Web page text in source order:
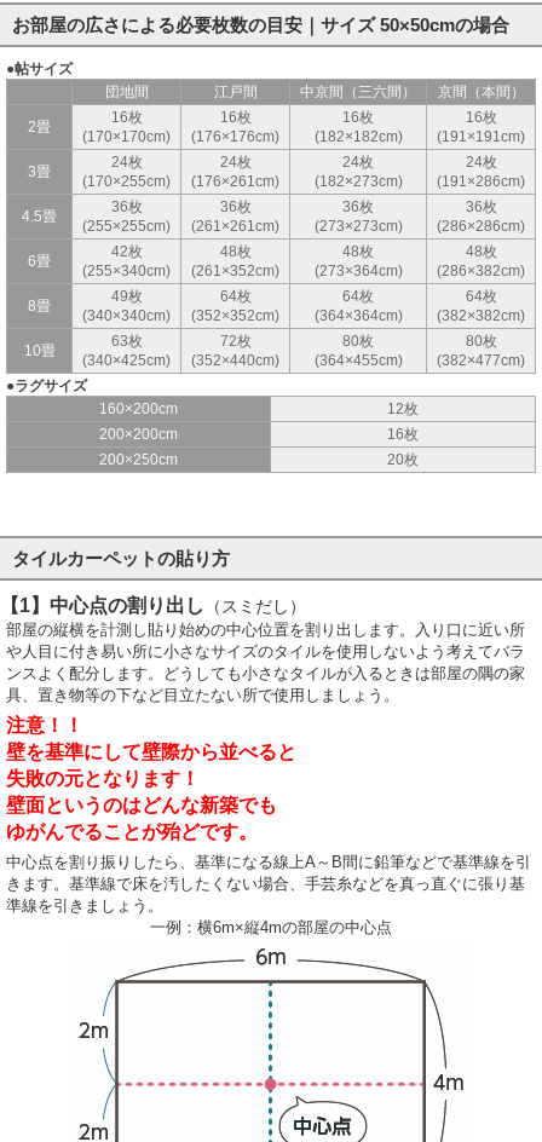
お部屋の広さによる必要枚数の目安｜サイズ 50×50cmの場合
●帖サイズ
団地間
江戸間 中京間（三六間） 京間（本間）
2畳
16枚
(170×170cm)
16枚
(176×176cm)
16枚
(182×182cm)
16枚
(191×191cm)
3畳
24枚
(170×255cm)
24枚
(176×261cm)
24枚
(182×273cm)
24枚
(191×286cm)
4.5畳
36枚
(255×255cm)
36枚
(261×261cm)
36枚
(273×273cm)
36枚
(286×286cm)
6畳
42枚
(255×340cm)
48枚
(261×352cm)
48枚
(273×364cm)
48枚
(286×382cm)
8畳
49枚
(340×340cm)
64枚
(352×352cm)
64枚
(364×364cm)
64枚
(382×382cm)
10畳
63枚
(340×425cm)
72枚
(352×440cm)
80枚
(364×455cm)
80枚
(382×477cm)
●ラグサイズ
160×200cm
12枚
200×200cm
16枚
200×250cm
20枚
タイルカーペットの貼り方
【1】中心点の割り出し （スミだし）
部屋の縦横を計測し貼り始めの中心位置を割り出します。入り口に近い所
や人目に付き易い所に小さなサイズのタイルを使用しないよう考えてバラ
ンスよく配分します。どうしても小さなタイルが入るときは部屋の隅の家
具、置き物等の下など目立たない所で使用しましょう。
注意！！
壁を基準にして壁際から並べると
失敗の元となります！
壁面というのはどんな新築でも
ゆがんでることが殆どです。
中心点を割り振りしたら、基準になる線上A～B間に鉛筆などで基準線を引
きます。基準線で床を汚したくない場合、手芸糸などを真っ直ぐに張り基
準線を引きましょう。
一例：横6m×縦4mの部屋の中心点